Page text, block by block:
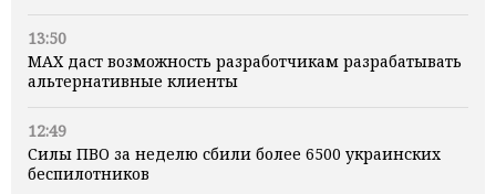
13:50
MAX даст возможность разработчикам разрабатывать
альтернативные клиенты
12:49
Силы ПВО за неделю сбили более 6500 украинских
беспилотников